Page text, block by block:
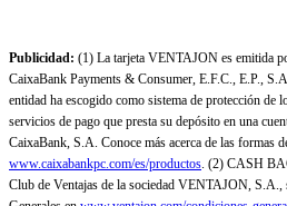
Publicidad: (1) La tarjeta VENTAJON es emitida
CaixaBank Payments & Consumer, E.F.C., E.P.,
entidad ha escogido como sistema de protección de
servicios de pago que presta su depósito en una
CaixaBank, S.A. Conoce más acerca de las formas
www.caixabankpc.com/es/productos. (2) CASH
Club de Ventajas de la sociedad VENTAJON, S.A.,